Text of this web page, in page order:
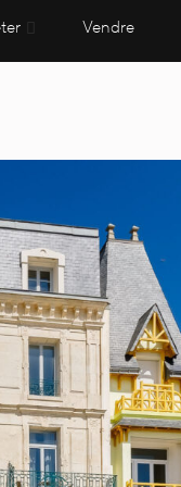
Vendre